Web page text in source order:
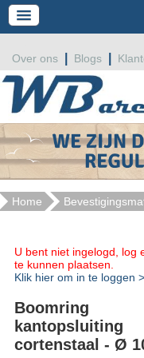
Over ons Blogs
Home
U bent niet ingelogd, log
te kunnen plaatsen.
Klik hier om in te loggen
Boomring
kantopsluiting
cortenstaal - Ø